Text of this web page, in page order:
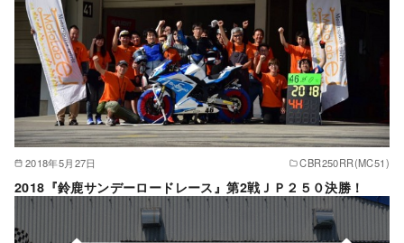
2018年5月27日 CBR250RR(MC51)
2018『鈴鹿サンデーロードレース』第2戦ＪＰ２５０決勝！